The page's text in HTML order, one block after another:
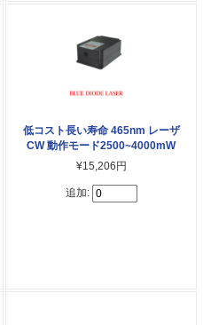
低コスト長い寿命 465nm レーザ
CW 動作モード2500~4000mW
¥15,206円
追加: